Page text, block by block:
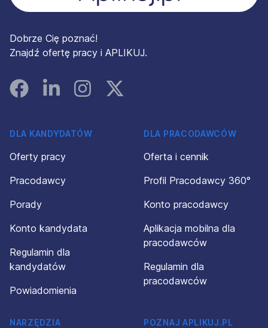
Dobrze Cię poznać!
Znajdź ofertę pracy i APLIKUJ.
FacebookLinked InInstagramInstagram
DLA KANDYDATÓW
Oferty pracy
Pracodawcy
Porady
Konto kandydata
Regulamin dla
kandydatów
Powiadomienia
DLA PRACODAWCÓW
Oferta i cennik
Profil Pracodawcy 360°
Konto pracodawcy
Aplikacja mobilna dla
pracodawców
Regulamin dla
pracodawców
NARZĘDZIA
POZNAJ APLIKUJ.PL